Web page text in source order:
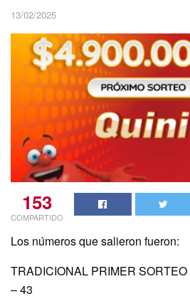
13/02/2025
153
COMPARTIDO
Los números que salieron fueron:
TRADICIONAL PRIMER
– 43